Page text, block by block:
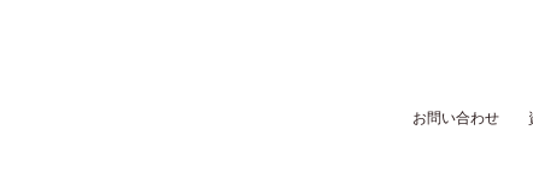
お問い合わせ